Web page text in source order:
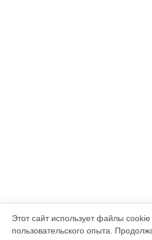
Этот сайт использует файлы
пользовательского опыта.